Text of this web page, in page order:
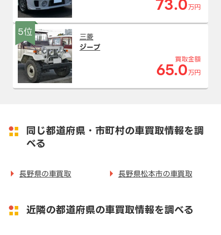
73.0 万円
5位
三菱
ジープ
買取金額
65.0 万円
同じ都道府県・市町村の車買取情報を調
べる
長野県の車買取 長野県松本市の車買取
近隣の都道府県の車買取情報を調べる